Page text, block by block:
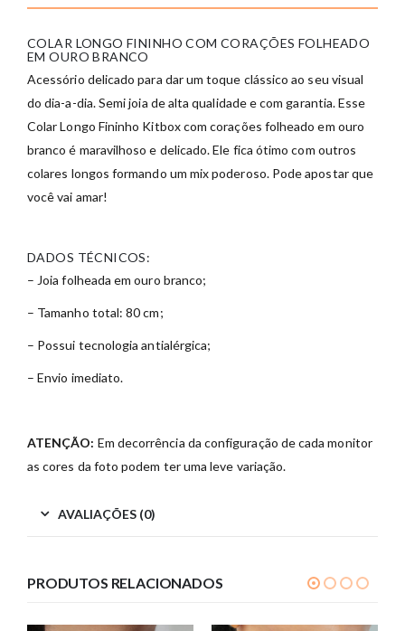
COLAR LONGO FININHO COM CORAÇÕES FOLHEADO
EM OURO BRANCO
Acessório delicado para dar um toque clássico ao seu visual
do dia-a-dia. Semi joia de alta qualidade e com garantia. Esse
Colar Longo Fininho Kitbox com corações folheado em ouro
branco é maravilhoso e delicado. Ele fica ótimo com outros
colares longos formando um mix poderoso. Pode apostar que
você vai amar!
DADOS TÉCNICOS:
– Joia folheada em ouro branco;
– Tamanho total: 80 cm;
– Possui tecnologia antialérgica;
– Envio imediato.
ATENÇÃO: Em decorrência da configuração de cada monitor
as cores da foto podem ter uma leve variação.
AVALIAÇÕES (0)
PRODUTOS RELACIONADOS